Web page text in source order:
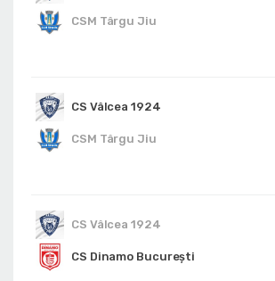
CSM Târgu Jiu
CS Vâlcea 1924
CSM Târgu Jiu
CS Vâlcea 1924
CS Dinamo Bucureşti